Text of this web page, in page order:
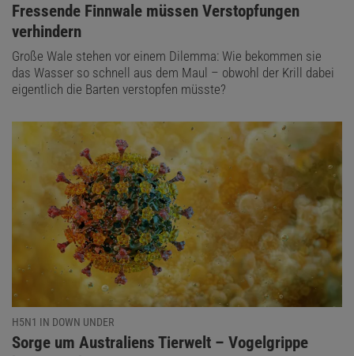
:
Fressende Finnwale müssen Verstopfungen
verhindern
Große Wale stehen vor einem Dilemma: Wie bekommen sie
das Wasser so schnell aus dem Maul – obwohl der Krill dabei
eigentlich die Barten verstopfen müsste?
H5N1 IN DOWN UNDER
:
Sorge um Australiens Tierwelt – Vogelgrippe